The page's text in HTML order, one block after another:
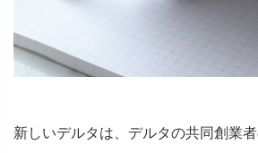
新しいデルタは、デルタの共同創業